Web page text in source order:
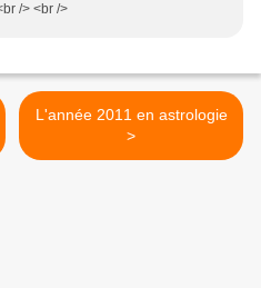
/> <br />
L'année 2011 en astrologie
>